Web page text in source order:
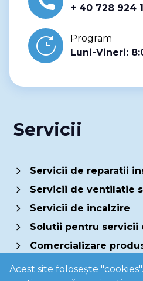
Acest site folosește
+ 40 728 924
Program
Luni-Vineri:
Servicii
Servicii de reparatii
Servicii de ventilatie
Servicii de incalzire
Solutii pentru servicii
Comercializare